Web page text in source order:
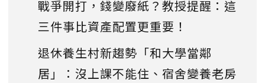
戰爭開打，錢變廢紙？教授提醒：這
三件事比資產配置更重要！
退休養生村新趨勢「和大學當鄰
居」：沒上課不能住、宿舍變養老房